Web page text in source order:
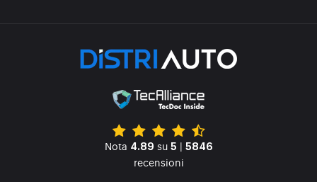
Nota 4.89 su 5 | 5846
recensioni